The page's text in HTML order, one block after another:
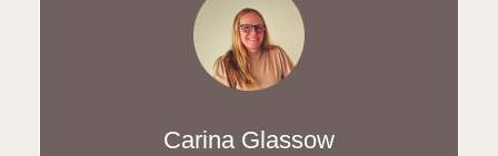
Carina Glassow